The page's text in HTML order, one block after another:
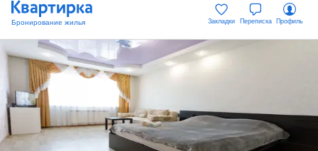
Закладки Переписка Профиль